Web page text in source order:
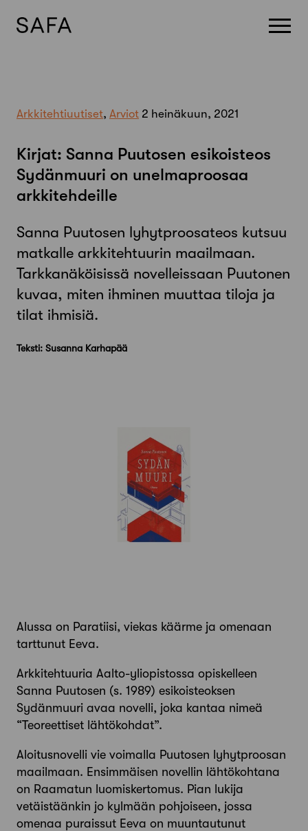
Arkkitehtiuutiset, Arviot 2 heinäkuun, 2021
Kirjat: Sanna Puutosen esikoisteos
Sydänmuuri on unelmaproosaa
arkkitehdeille
Sanna Puutosen lyhytproosateos kutsuu
matkalle arkkitehtuurin maailmaan.
Tarkkanäköisissä novelleissaan Puutonen
kuvaa, miten ihminen muuttaa tiloja ja
tilat ihmisiä.
Teksti: Susanna Karhapää
Alussa on Paratiisi, viekas käärme ja omenaan
tarttunut Eeva.
Arkkitehtuuria Aalto-yliopistossa opiskelleen
Sanna Puutosen (s. 1989) esikoisteoksen
Sydänmuuri avaa novelli, joka kantaa nimeä
“Teoreettiset lähtökohdat”.
Aloitusnovelli vie voimalla Puutosen lyhytproosan
maailmaan. Ensimmäisen novellin lähtökohtana
on Raamatun luomiskertomus. Pian lukija
vetäistäänkin jo kylmään pohjoiseen, jossa
omenaa puraissut Eeva on muuntautunut